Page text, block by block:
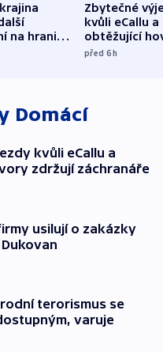
na hranici
Zbytečné
kvůli eCallu a
obtěžující
zdržují
před 6h
Domácí
kvůli eCallu a
zdržují záchranáře
usilují o zakázky
terorismus se
varuje